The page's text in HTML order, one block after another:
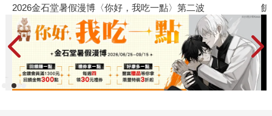
2026金石堂暑假漫博〈你好，我吃一點〉第二波 飢